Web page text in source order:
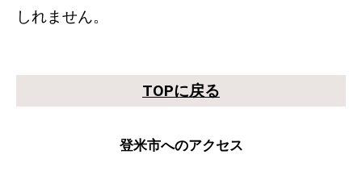
しれません。
TOPに戻る
登米市へのアクセス